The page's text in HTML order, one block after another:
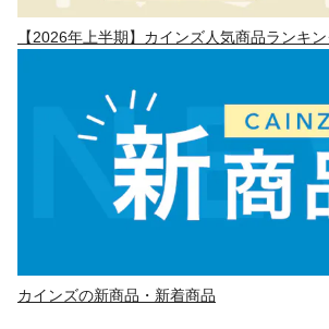
【2026年上半期】カインズ人気商品ランキ
カインズの新商品・新着商品